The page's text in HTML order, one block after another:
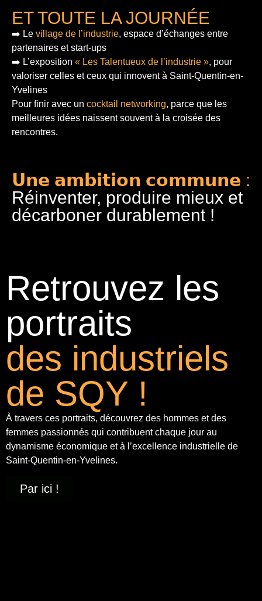
ET TOUTE LA JOURNÉE
➡️ Le village de l’industrie, espace d’échanges entre
partenaires et start-ups
➡️ L’exposition « Les Talentueux de l’industrie », pour
valoriser celles et ceux qui innovent à Saint-Quentin-en-
Yvelines
Pour finir avec un cocktail networking, parce que les
meilleures idées naissent souvent à la croisée des
rencontres.
𝗨𝗻𝗲 𝗮𝗺𝗯𝗶𝘁𝗶𝗼𝗻 𝗰𝗼𝗺𝗺𝘂𝗻𝗲 :
Réinventer, produire mieux et
décarboner durablement !
Retrouvez les
portraits
des industriels
de SQY !
À travers ces portraits, découvrez des hommes et des
femmes passionnés qui contribuent chaque jour au
dynamisme économique et à l’excellence industrielle de
Saint-Quentin-en-Yvelines.
Par ici !